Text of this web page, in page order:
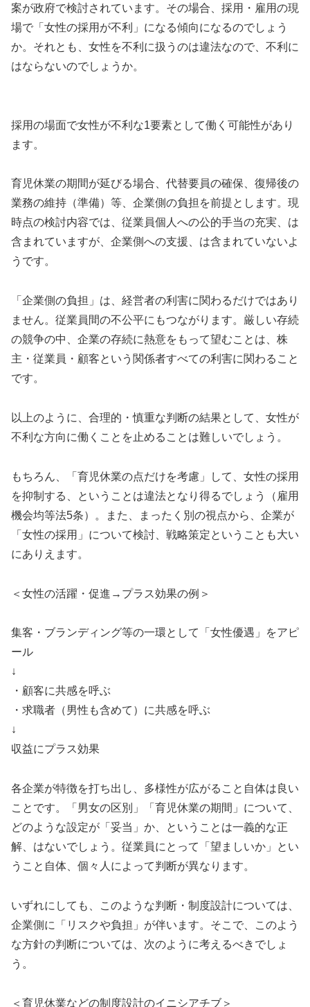
案が政府で検討されています。その場合、採用・雇用の現
場で「女性の採用が不利」になる傾向になるのでしょう
か。それとも、女性を不利に扱うのは違法なので、不利に
はならないのでしょうか。
採用の場面で女性が不利な1要素として働く可能性があり
ます。
育児休業の期間が延びる場合、代替要員の確保、復帰後の
業務の維持（準備）等、企業側の負担を前提とします。現
時点の検討内容では、従業員個人への公的手当の充実、は
含まれていますが、企業側への支援、は含まれていないよ
うです。
「企業側の負担」は、経営者の利害に関わるだけではあり
ません。従業員間の不公平にもつながります。厳しい存続
の競争の中、企業の存続に熱意をもって望むことは、株
主・従業員・顧客という関係者すべての利害に関わること
です。
以上のように、合理的・慎重な判断の結果として、女性が
不利な方向に働くことを止めることは難しいでしょう。
もちろん、「育児休業の点だけを考慮」して、女性の採用
を抑制する、ということは違法となり得るでしょう（雇用
機会均等法5条）。また、まったく別の視点から、企業が
「女性の採用」について検討、戦略策定ということも大い
にありえます。
＜女性の活躍・促進→プラス効果の例＞
集客・ブランディング等の一環として「女性優遇」をアピ
ール
↓
・顧客に共感を呼ぶ
・求職者（男性も含めて）に共感を呼ぶ
↓
収益にプラス効果
各企業が特徴を打ち出し、多様性が広がること自体は良い
ことです。「男女の区別」「育児休業の期間」について、
どのような設定が「妥当」か、ということは一義的な正
解、はないでしょう。従業員にとって「望ましいか」とい
うこと自体、個々人によって判断が異なります。
いずれにしても、このような判断・制度設計については、
企業側に「リスクや負担」が伴います。そこで、このよう
な方針の判断については、次のように考えるべきでしょ
う。
＜育児休業などの制度設計のイニシアチブ＞